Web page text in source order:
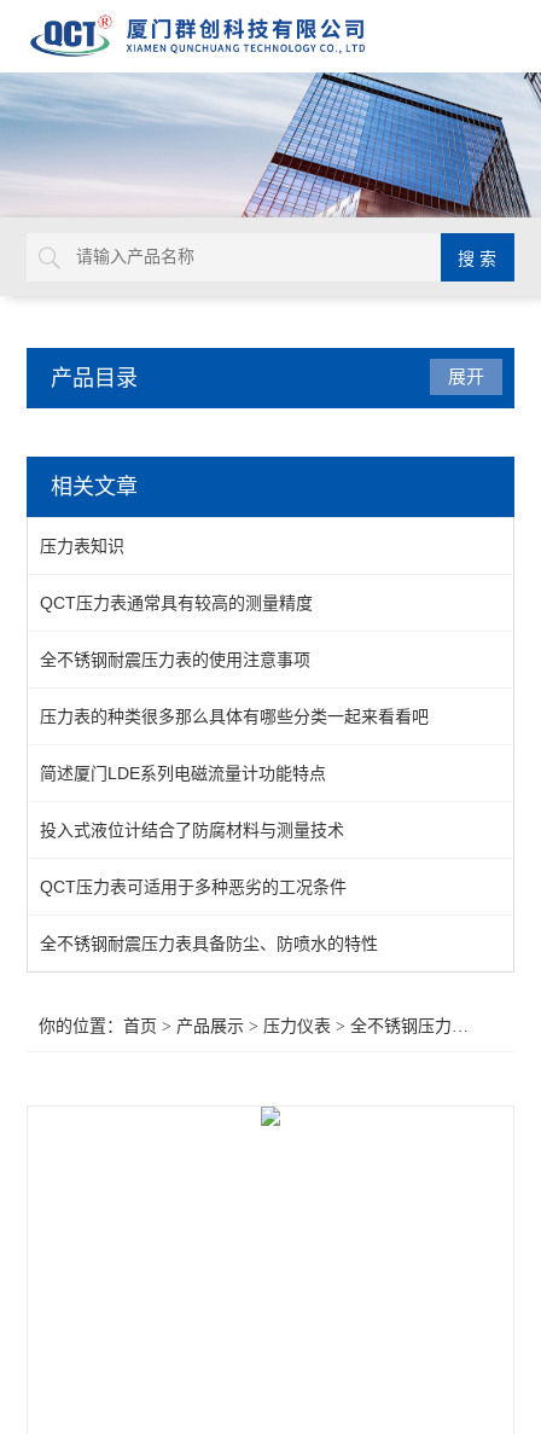
产品目录
压力表附件
普通压力表
防腐压力表
数显压力表
全不锈钢压力表
油表（耐震压力表）
压力变送器
压力控制器（压力开关）
查看全部 >>
展开
相关文章
压力表知识
QCT压力表通常具有较高的测量精度
全不锈钢耐震压力表的使用注意事项
压力表的种类很多那么具体有哪些分类一起来看看吧
简述厦门LDE系列电磁流量计功能特点
投入式液位计结合了防腐材料与测量技术
QCT压力表可适用于多种恶劣的工况条件
全不锈钢耐震压力表具备防尘、防喷水的特性
你的位置：首页 > 产品展示 > 压力仪表 >全不锈钢压力表